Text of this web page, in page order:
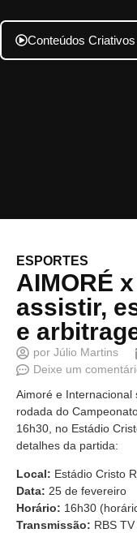
Conteúdos
ESPORTES
AIMORÉ
assistir,
e
por Júlio Martins
Deixe um
Aimoré e Internacional
rodada do
16h30, no Estádio
detalhes da partida:
Local: Estádio Cristo
Data: 25 de fevereiro
Horário: 16h30
Transmissão: RBS